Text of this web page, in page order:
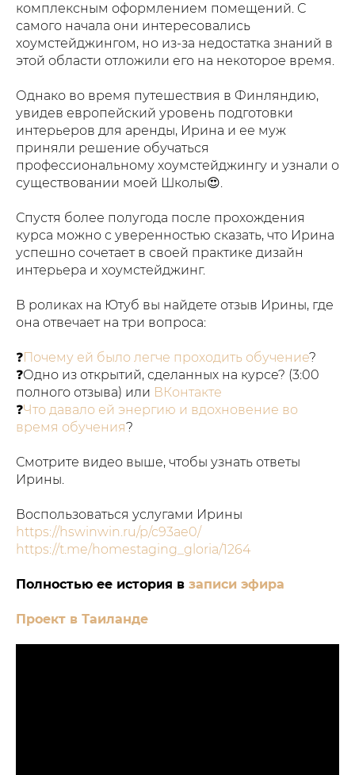
комплексным оформлением помещений. С
самого начала они интересовались
хоумстейджингом, но из-за недостатка знаний в
этой области отложили его на некоторое время.
Однако во время путешествия в Финляндию,
увидев европейский уровень подготовки
интерьеров для аренды, Ирина и ее муж
приняли решение обучаться
профессиональному хоумстейджингу и узнали о
существовании моей Школы😍.
Спустя более полугода после прохождения
курса можно с уверенностью сказать, что Ирина
успешно сочетает в своей практике дизайн
интерьера и хоумстейджинг.
В роликах на Ютуб вы найдете отзыв Ирины, где
она отвечает на три вопроса:
❓Почему ей было легче проходить обучение?
❓Одно из открытий, сделанных на курсе? (3:00
полного отзыва) или ВКонтакте
❓Что давало ей энергию и вдохновение во
время обучения?
Смотрите видео выше, чтобы узнать ответы
Ирины.
Воспользоваться услугами Ирины
https://hswinwin.ru/p/c93ae0/
https://t.me/homestaging_gloria/1264
Полностью ее история в записи эфира
Проект в Таиланде